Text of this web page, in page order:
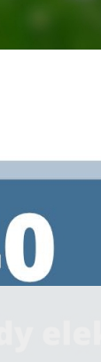
w stosunku do
roku, a wiec
dwa lata
w więc
Unii
około
stanowiły